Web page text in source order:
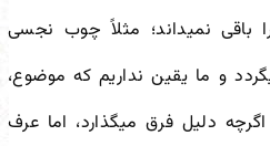
باقی نمیداند؛ مثلاً چوب نجسی
گردد و ما یقین نداریم که موضوع،
دلیل فرق میگذارد، اما عرف